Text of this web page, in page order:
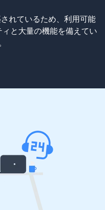
れているため、利用可能
と大量の機能を備えてい